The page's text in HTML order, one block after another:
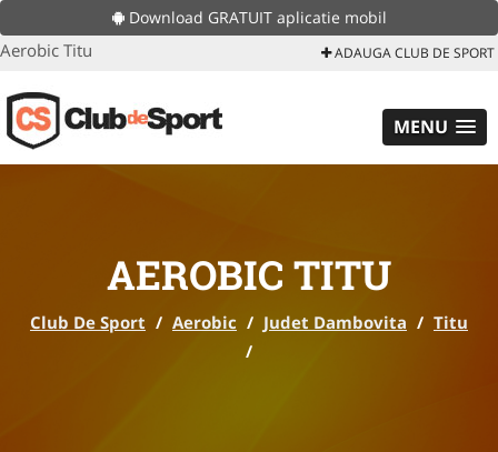
Download GRATUIT aplicatie mobil
Aerobic Titu ADAUGA CLUB DE SPORT
MENU
AEROBIC TITU
Club De Sport / Aerobic / Judet Dambovita / Titu
/